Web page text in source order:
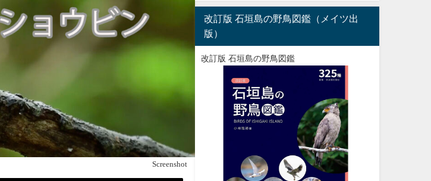
Screenshot
改訂版 石垣島の野鳥図鑑（メイツ出
版）
改訂版 石垣島の野鳥図鑑